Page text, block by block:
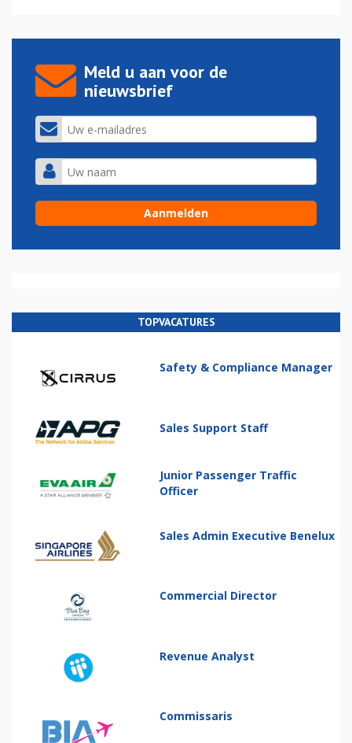
Meld u aan voor de
nieuwsbrief
TOPVACATURES
Safety & Compliance Manager
Sales Support Staff
Junior Passenger Traffic
Officer
Sales Admin Executive Benelux
Commercial Director
Revenue Analyst
Commissaris